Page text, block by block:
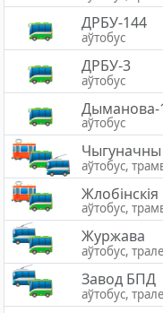
ДРБУ-144
аўтобус
ДРБУ-3
аўтобус
Дыманова-
аўтобус
Чыгуначны
аўтобус,
аўтобус,
Журжава
аўтобус,
Завод БПД
аўтобус,